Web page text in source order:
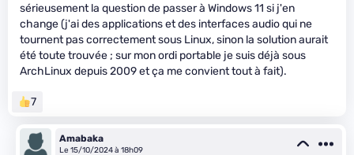
sérieusement la question de passer à Windows 11 si j'en
change (j'ai des applications et des interfaces audio qui ne
tournent pas correctement sous Linux, sinon la solution aurait
été toute trouvée ; sur mon ordi portable je suis déjà sous
ArchLinux depuis 2009 et ça me convient tout à fait).
7
Amabaka
Le 15/10/2024 à 18h09